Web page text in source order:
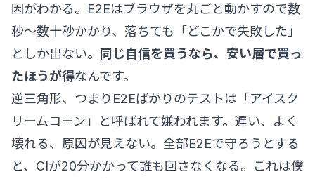
因がわかる。E2Eはブラウザを丸ごと動かすので数
秒〜数十秒かかり、落ちても「どこかで失敗した」
としか出ない。
同じ自信を買うなら、安い層で買っ
たほうが得なんです。
逆三角形、つまりE2Eばかりのテストは「アイスク
リームコーン」と呼ばれて嫌われます。遅い、よく
壊れる、原因が見えない。全部E2Eで守ろうとする
と、CIが20分かかって誰も回さなくなる。これは僕